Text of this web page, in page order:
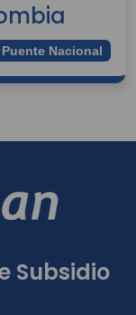
Nacional
Subsidio